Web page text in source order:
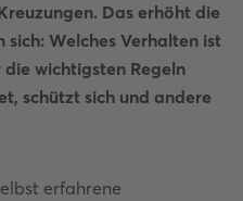
Das erhöht die
Welches Verhalten ist
wichtigsten Regeln
schützt sich und andere
erfahrene